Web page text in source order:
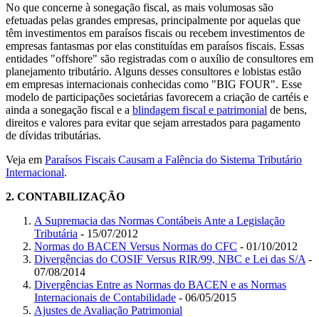
No que concerne à sonegação fiscal, as mais volumosas são
efetuadas pelas grandes empresas, principalmente por aquelas que
têm investimentos em paraísos fiscais ou recebem investimentos de
empresas fantasmas por elas constituídas em paraísos fiscais. Essas
entidades "offshore" são registradas com o auxílio de consultores em
planejamento tributário. Alguns desses consultores e lobistas estão
em empresas internacionais conhecidas como "BIG FOUR". Esse
modelo de participações societárias favorecem a criação de cartéis e
ainda a sonegação fiscal e a blindagem fiscal e patrimonial de bens,
direitos e valores para evitar que sejam arrestados para pagamento
de dívidas tributárias.
Veja em Paraísos Fiscais Causam a Falência do Sistema Tributário
Internacional.
2. CONTABILIZAÇÃO
A Supremacia das Normas Contábeis Ante a Legislação
Tributária - 15/07/2012
Normas do BACEN Versus Normas do CFC - 01/10/2012
Divergências do COSIF Versus RIR/99, NBC e Lei das S/A -
07/08/2014
Divergências Entre as Normas do BACEN e as Normas
Internacionais de Contabilidade - 06/05/2015
Ajustes de Avaliação Patrimonial